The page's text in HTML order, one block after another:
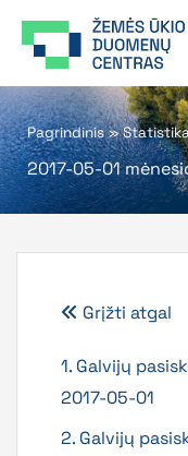
prie
Pagrindinis»
2017-05-01
Grįžti atgal
1. Galvijų
2017-05-01
2. Galvijų